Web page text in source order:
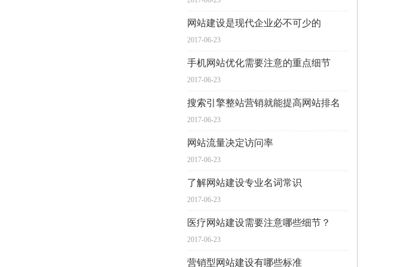
网站建设是现代企业必不可少的
2017-06-23
手机网站优化需要注意的重点细节
2017-06-23
搜索引擎整站营销就能提高网站排名
2017-06-23
网站流量决定访问率
2017-06-23
了解网站建设专业名词常识
2017-06-23
医疗网站建设需要注意哪些细节？
2017-06-23
营销型网站建设有哪些标准